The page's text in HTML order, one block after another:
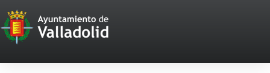
Portal
Web
del